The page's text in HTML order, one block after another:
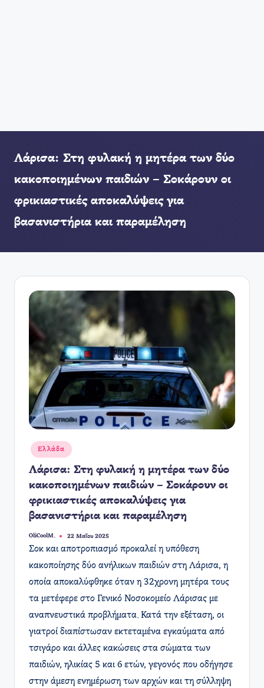
Λάρισα: Στη φυλακή η μητέρα των δύο
κακοποιημένων παιδιών – Σοκάρουν οι
φρικιαστικές αποκαλύψεις για
βασανιστήρια και παραμέληση
Αναρτήθηκε
σε
Ελλάδα
Λάρισα: Στη φυλακή η μητέρα των δύο
κακοποιημένων παιδιών – Σοκάρουν οι
φρικιαστικές αποκαλύψεις για
βασανιστήρια και παραμέληση
Συγγραφέας:
OliCoolM. 22 Μαΐου 2025
Σοκ και αποτροπιασμό προκαλεί η υπόθεση
κακοποίησης δύο ανήλικων παιδιών στη Λάρισα, η
οποία αποκαλύφθηκε όταν η 32χρονη μητέρα τους
τα μετέφερε στο Γενικό Νοσοκομείο Λάρισας με
αναπνευστικά προβλήματα. Κατά την εξέταση, οι
γιατροί διαπίστωσαν εκτεταμένα εγκαύματα από
τσιγάρο και άλλες κακώσεις στα σώματα των
παιδιών, ηλικίας 5 και 6 ετών, γεγονός που οδήγησε
στην άμεση ενημέρωση των αρχών και τη σύλληψη